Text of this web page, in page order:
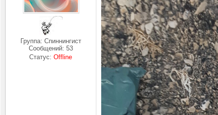
Группа: Спиннингист
Сообщений: 53
Статус:Offline